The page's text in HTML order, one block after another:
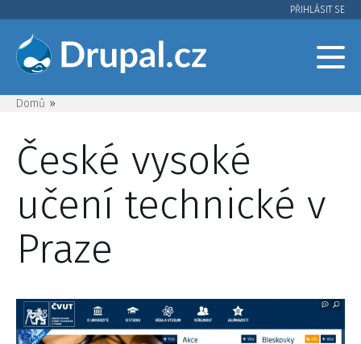
hlavnímu
obsahu
account
menu
PŘIHLÁSIT SE
Drobečková
navigace
Domů
České vysoké
učení technické v
Praze